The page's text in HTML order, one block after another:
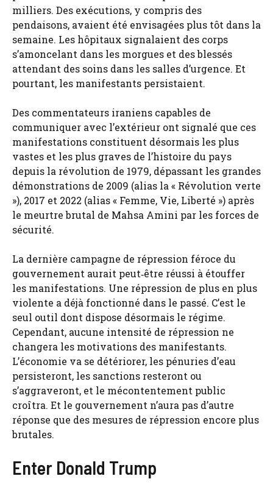
milliers. Des exécutions, y compris des
pendaisons, avaient été envisagées plus tôt dans la
semaine. Les hôpitaux signalaient des corps
s’amoncelant dans les morgues et des blessés
attendant des soins dans les salles d’urgence. Et
pourtant, les manifestants persistaient.
Des commentateurs iraniens capables de
communiquer avec l’extérieur ont signalé que ces
manifestations constituent désormais les plus
vastes et les plus graves de l’histoire du pays
depuis la révolution de 1979, dépassant les grandes
démonstrations de 2009 (alias la « Révolution verte
»), 2017 et 2022 (alias « Femme, Vie, Liberté ») après
le meurtre brutal de Mahsa Amini par les forces de
sécurité.
La dernière campagne de répression féroce du
gouvernement aurait peut‑être réussi à étouffer
les manifestations. Une répression de plus en plus
violente a déjà fonctionné dans le passé. C’est le
seul outil dont dispose désormais le régime.
Cependant, aucune intensité de répression ne
changera les motivations des manifestants.
L’économie va se détériorer, les pénuries d’eau
persisteront, les sanctions resteront ou
s’aggraveront, et le mécontentement public
croîtra. Et le gouvernement n’aura pas d’autre
réponse que des mesures de répression encore plus
brutales.
Enter Donald Trump